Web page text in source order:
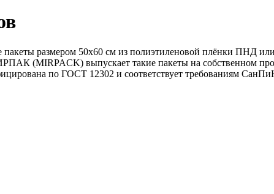
размером 50х60 см из полиэтиленовой плёнки ПНД
(MIRPACK) выпускает такие пакеты на собственном
по ГОСТ 12302 и соответствует требованиям